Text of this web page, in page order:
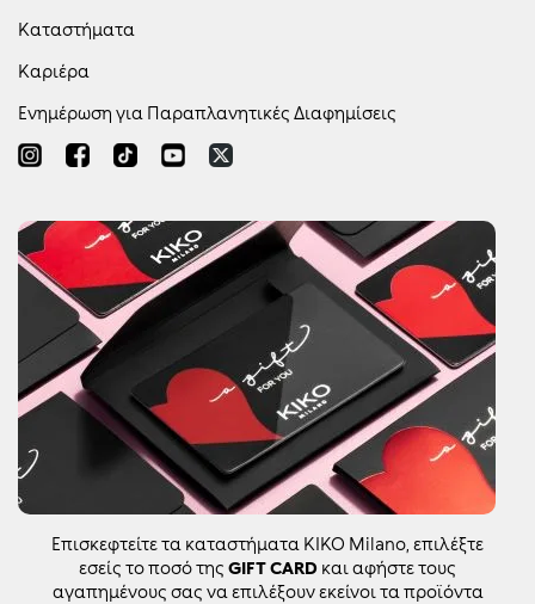
Καταστήματα
Καριέρα
Ενημέρωση για Παραπλανητικές Διαφημίσεις
Επισκεφτείτε τα καταστήματα KIKO Milano, επιλέξτε
εσείς το ποσό της GIFT CARD και αφήστε τους
αγαπημένους σας να επιλέξουν εκείνοι τα προϊόντα